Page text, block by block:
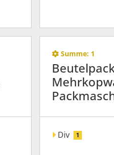
Summe: 1
Div 1